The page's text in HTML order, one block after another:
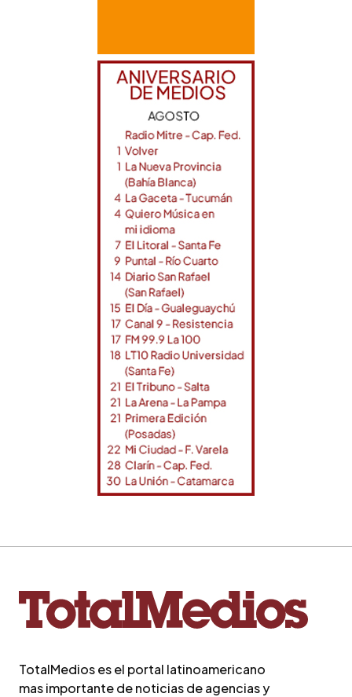
TotalMedios es el portal latinoamericano
mas importante de noticias de agencias y